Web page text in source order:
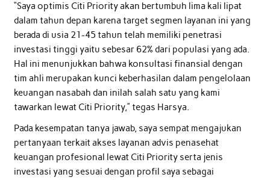
“Saya optimis Citi Priority akan bertumbuh lima kali lipat
dalam tahun depan karena target segmen layanan ini yang
berada di usia 21-45 tahun telah memiliki penetrasi
investasi tinggi yaitu sebesar 62% dari populasi yang ada.
Hal ini menunjukkan bahwa konsultasi finansial dengan
tim ahli merupakan kunci keberhasilan dalam pengelolaan
keuangan nasabah dan inilah salah satu yang kami
tawarkan lewat Citi Priority,” tegas Harsya.
Pada kesempatan tanya jawab, saya sempat mengajukan
pertanyaan terkait akses layanan advis penasehat
keuangan profesional lewat Citi Priority serta jenis
investasi yang sesuai dengan profil saya sebagai